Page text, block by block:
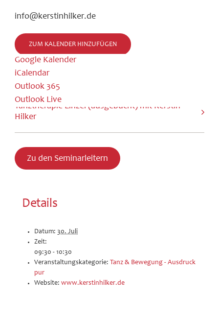
info@kerstinhilker.de
ZUM KALENDER HINZUFÜGEN
Google Kalender
iCalendar
Outlook 365
Outlook Live
Geburtsvorbereitung mit Inken Hesse
Tanztherapie Einzel (ausgebucht) mit Kerstin
Hilker
Zu den Seminarleitern
Details
Datum: 30. Juli
Zeit:
09:30 - 10:30
Veranstaltungskategorie: Tanz & Bewegung - Ausdruck
pur
Website: www.kerstinhilker.de